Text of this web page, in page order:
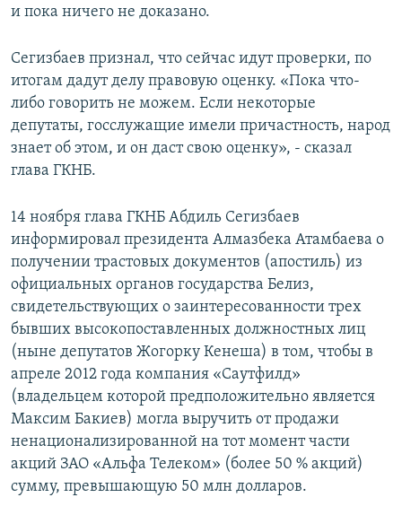
и пока ничего не доказано.
Сегизбаев признал, что сейчас идут проверки, по
итогам дадут делу правовую оценку. «Пока что-
либо говорить не можем. Если некоторые
депутаты, госслужащие имели причастность, народ
знает об этом, и он даст свою оценку», - сказал
глава ГКНБ.
14 ноября глава ГКНБ Абдиль Сегизбаев
информировал президента Алмазбека Атамбаева о
получении трастовых документов (апостиль) из
официальных органов государства Белиз,
свидетельствующих о заинтересованности трех
бывших высокопоставленных должностных лиц
(ныне депутатов Жогорку Кенеша) в том, чтобы в
апреле 2012 года компания «Саутфилд»
(владельцем которой предположительно является
Максим Бакиев) могла выручить от продажи
ненационализированной на тот момент части
акций ЗАО «Альфа Телеком» (более 50 % акций)
сумму, превышающую 50 млн долларов.